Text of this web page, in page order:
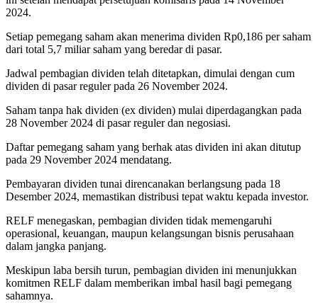
2024.
Setiap pemegang saham akan menerima dividen Rp0,186 per saham
dari total 5,7 miliar saham yang beredar di pasar.
Jadwal pembagian dividen telah ditetapkan, dimulai dengan cum
dividen di pasar reguler pada 26 November 2024.
Saham tanpa hak dividen (ex dividen) mulai diperdagangkan pada
28 November 2024 di pasar reguler dan negosiasi.
Daftar pemegang saham yang berhak atas dividen ini akan ditutup
pada 29 November 2024 mendatang.
Pembayaran dividen tunai direncanakan berlangsung pada 18
Desember 2024, memastikan distribusi tepat waktu kepada investor.
RELF menegaskan, pembagian dividen tidak memengaruhi
operasional, keuangan, maupun kelangsungan bisnis perusahaan
dalam jangka panjang.
Meskipun laba bersih turun, pembagian dividen ini menunjukkan
komitmen RELF dalam memberikan imbal hasil bagi pemegang
sahamnya.